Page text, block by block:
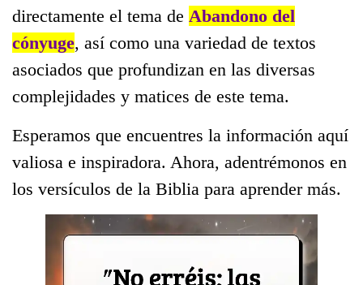
directamente el tema de Abandono del
cónyuge, así como una variedad de textos
asociados que profundizan en las diversas
complejidades y matices de este tema.
Esperamos que encuentres la información aquí
valiosa e inspiradora. Ahora, adentrémonos en
los versículos de la Biblia para aprender más.